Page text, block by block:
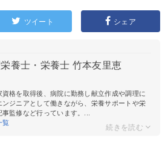
ツイート シェア
養士・栄養士 竹本友里恵
資格を取得後、病院に勤務し献立作成や調理に
ンジニアとして働きながら、栄養サポートや栄
監修など行っています。...
覧